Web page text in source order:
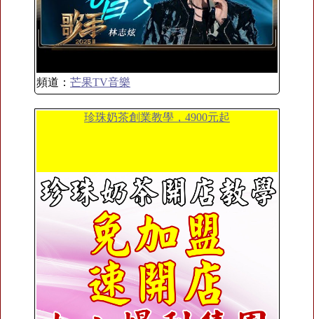
頻道： 芒果TV音樂
珍珠奶茶創業教學，4900元起